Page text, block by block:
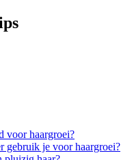
voor haargroei?
gebruik je voor haargroei?